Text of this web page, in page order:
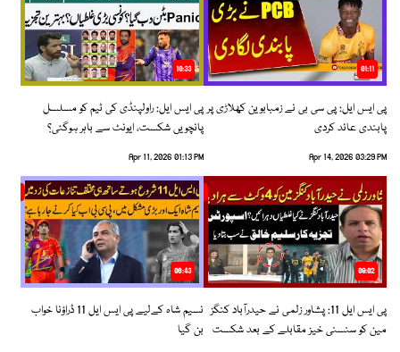
01:11
پی ایس ایل: پی سی بی نے زمبابوین کھلاڑی پر
پابندی عائد کردی
Apr 14, 2026 03:29 PM
10:33
پی ایس ایل: راولپنڈی کی ٹیم کو مسلسل
پانچویں شکست، ایونٹ سے باہر ہوگئی؟
Apr 11, 2026 01:13 PM
09:02
پی ایس ایل 11: پشاور زلمی نے حیدرآباد کنگز
مین کو سنسنی خیز مقابلے کے بعد شکست
06:43
نسیم شاہ کےلیے پی ایس ایل 11 ڈراؤنا خواب
بن گیا